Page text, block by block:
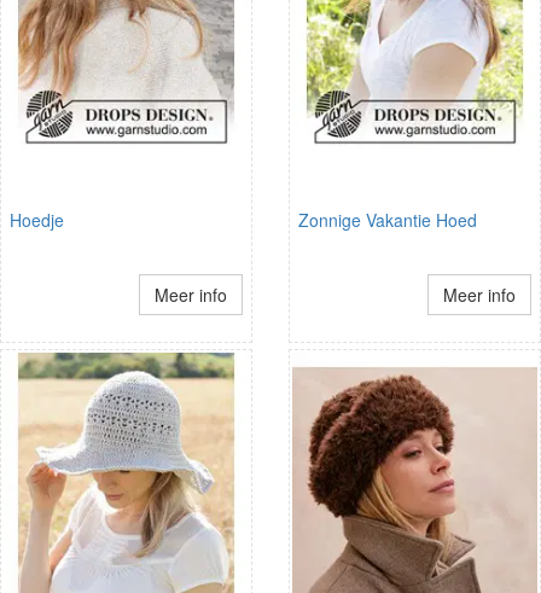
Hoedje
Meer info
Zonnige Vakantie Hoed
Meer info